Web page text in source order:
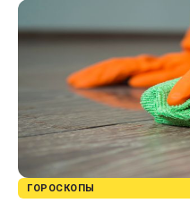
ГОРОСКОПЫ